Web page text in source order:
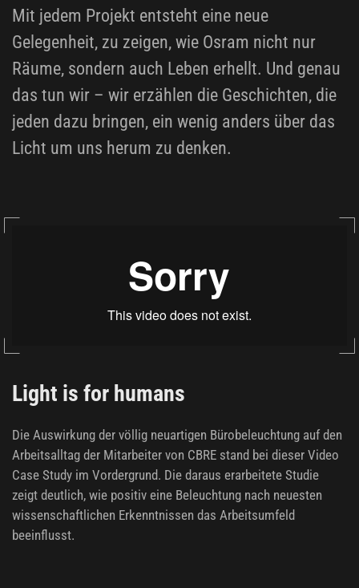
Mit jedem Projekt entsteht eine neue
Gelegenheit, zu zeigen, wie Osram nicht nur
Räume, sondern auch Leben erhellt. Und genau
das tun wir – wir erzählen die Geschichten, die
jeden dazu bringen, ein wenig anders über das
Licht um uns herum zu denken.
Light is for humans
Die Auswirkung der völlig neuartigen Bürobeleuchtung auf den
Arbeitsalltag der Mitarbeiter von CBRE stand bei dieser Video
Case Study im Vordergrund. Die daraus erarbeitete Studie
zeigt deutlich, wie positiv eine Beleuchtung nach neuesten
wissenschaftlichen Erkenntnissen das Arbeitsumfeld
beeinflusst.